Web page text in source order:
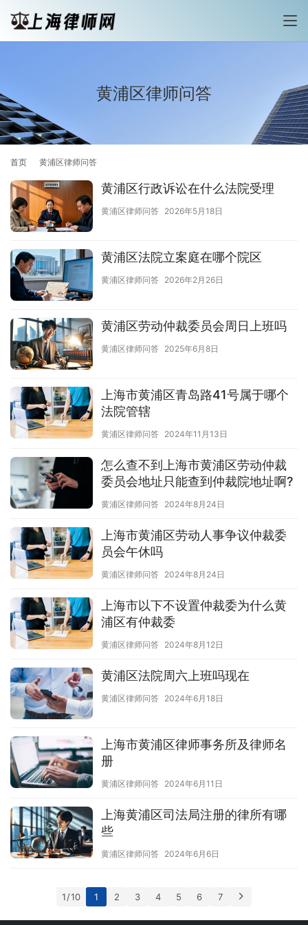
黄浦区律师问答
首页 黄浦区律师问答
黄浦区行政诉讼在什么法院受理
黄浦区律师问答 2026年5月18日
黄浦区法院立案庭在哪个院区
黄浦区律师问答 2026年2月26日
黄浦区劳动仲裁委员会周日上班吗
黄浦区律师问答 2025年6月8日
上海市黄浦区青岛路41号属于哪个
法院管辖
黄浦区律师问答 2024年11月13日
怎么查不到上海市黄浦区劳动仲裁
委员会地址只能查到仲裁院地址啊?
黄浦区律师问答 2024年8月24日
上海市黄浦区劳动人事争议仲裁委
员会午休吗
黄浦区律师问答 2024年8月24日
上海市以下不设置仲裁委为什么黄
浦区有仲裁委
黄浦区律师问答 2024年8月12日
黄浦区法院周六上班吗现在
黄浦区律师问答 2024年6月18日
上海市黄浦区律师事务所及律师名
册
黄浦区律师问答 2024年6月11日
上海黄浦区司法局注册的律所有哪
些
黄浦区律师问答 2024年6月6日
1 / 10 1 2 3 4 5 6 7